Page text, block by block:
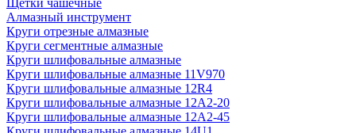
Щетки чашечные
Алмазный инструмент
Круги отрезные алмазные
Круги сегментные алмазные
Круги шлифовальные алмазные
Круги шлифовальные алмазные 11V970
Круги шлифовальные алмазные 12R4
Круги шлифовальные алмазные 12А2-20
Круги шлифовальные алмазные 12А2-45